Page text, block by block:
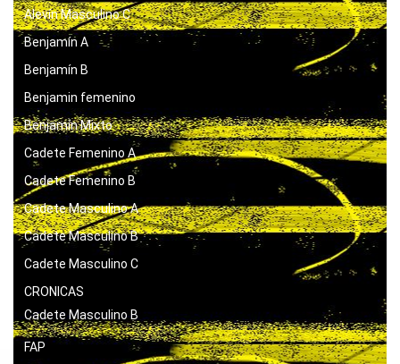
Alevín Masculino C
Benjamín A
Benjamín B
Benjamin femenino
Benjamín Mixto
Cadete Femenino A
Cadete Femenino B
Cadete Masculino A
Cadete Masculino B
Cadete Masculino C
CRONICAS
Cadete Masculino B
FAP